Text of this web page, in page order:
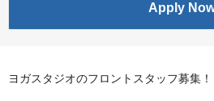
Apply
ヨガスタジオのフロントスタッフ募集！